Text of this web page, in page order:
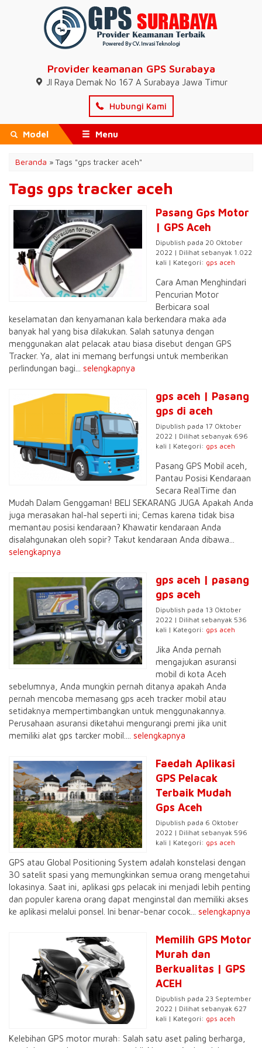
Provider keamanan GPS Surabaya
Jl Raya Demak No 167 A Surabaya Jawa Timur
Hubungi Kami
Model Menu
Beranda »Tags "gps tracker aceh"
Tags gps tracker aceh
Pasang Gps Motor
| GPS Aceh
Dipublish pada 20 Oktober
2022 | Dilihat sebanyak 1.022
kali | Kategori: gps aceh
Cara Aman Menghindari
Pencurian Motor
Berbicara soal
keselamatan dan kenyamanan kala berkendara maka ada
banyak hal yang bisa dilakukan. Salah satunya dengan
menggunakan alat pelacak atau biasa disebut dengan GPS
Tracker. Ya, alat ini memang berfungsi untuk memberikan
perlindungan bagi... selengkapnya
gps aceh | Pasang
gps di aceh
Dipublish pada 17 Oktober
2022 | Dilihat sebanyak 696
kali | Kategori: gps aceh
Pasang GPS Mobil aceh,
Pantau Posisi Kendaraan
Secara RealTime dan
Mudah Dalam Genggaman! BELI SEKARANG JUGA Apakah Anda
juga merasakan hal-hal seperti ini; Cemas karena tidak bisa
memantau posisi kendaraan? Khawatir kendaraan Anda
disalahgunakan oleh sopir? Takut kendaraan Anda dibawa...
selengkapnya
gps aceh | pasang
gps aceh
Dipublish pada 13 Oktober
2022 | Dilihat sebanyak 536
kali | Kategori: gps aceh
Jika Anda pernah
mengajukan asuransi
mobil di kota Aceh
sebelumnya, Anda mungkin pernah ditanya apakah Anda
pernah mencoba memasang gps aceh tracker mobil atau
setidaknya mempertimbangkan untuk menggunakannya.
Perusahaan asuransi diketahui mengurangi premi jika unit
memiliki alat gps tarcker mobil.... selengkapnya
Faedah Aplikasi
GPS Pelacak
Terbaik Mudah
Gps Aceh
Dipublish pada 6 Oktober
2022 | Dilihat sebanyak 596
kali | Kategori: gps aceh
GPS atau Global Positioning System adalah konstelasi dengan
30 satelit spasi yang memungkinkan semua orang mengetahui
lokasinya. Saat ini, aplikasi gps pelacak ini menjadi lebih penting
dan populer karena orang dapat menginstal dan memiliki akses
ke aplikasi melalui ponsel. Ini benar-benar cocok... selengkapnya
Memilih GPS Motor
Murah dan
Berkualitas | GPS
ACEH
Dipublish pada 23 September
2022 | Dilihat sebanyak 627
kali | Kategori: gps aceh
Kelebihan GPS motor murah: Salah satu aset paling berharga,